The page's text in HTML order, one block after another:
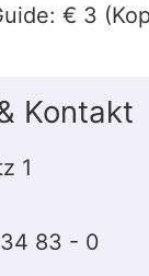
€ 3
Kontakt
1
83 - 0